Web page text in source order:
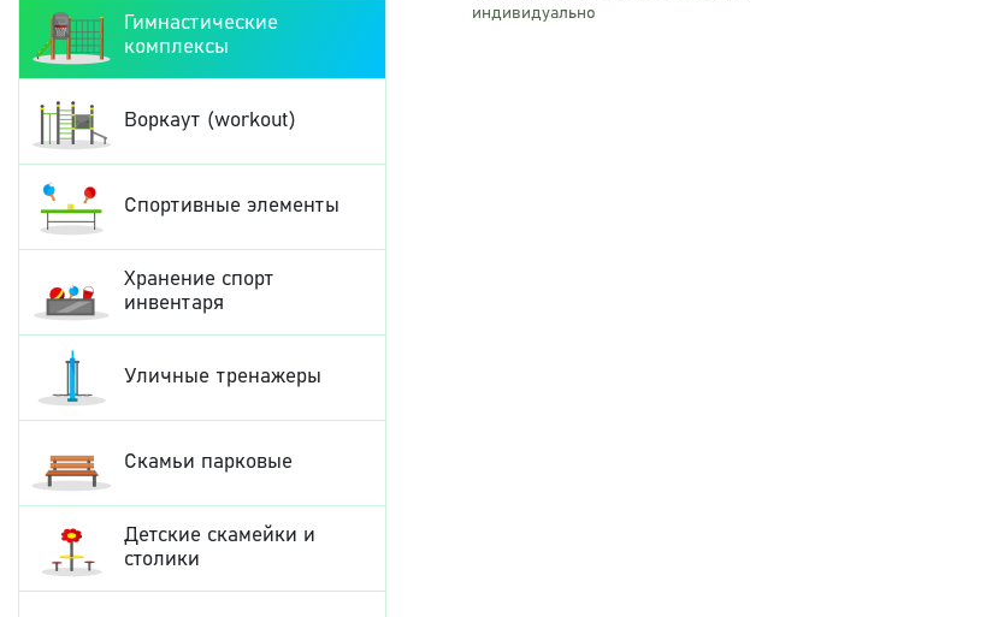
Гимнастические
комплексы
Воркаут (workout)
Спортивные элементы
Хранение спорт
инвентаря
Уличные тренажеры
Скамьи парковые
Детские скамейки и
столики
индивидуально